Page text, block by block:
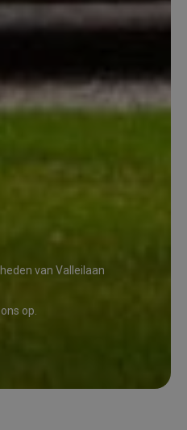
van Valleilaan
op.